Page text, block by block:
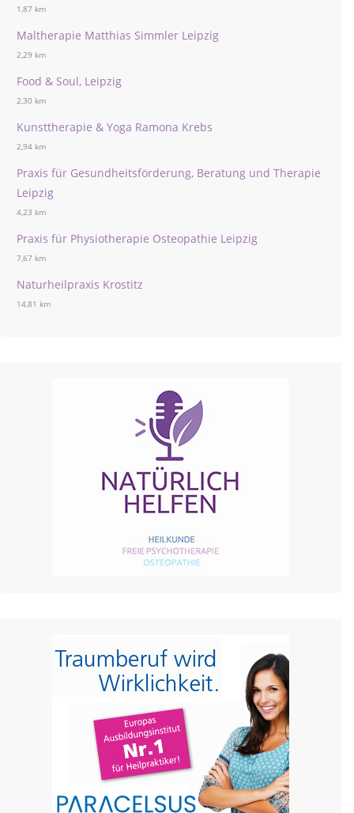
1,87 km
Maltherapie Matthias Simmler Leipzig
2,29 km
Food & Soul, Leipzig
2,30 km
Kunsttherapie & Yoga Ramona Krebs
2,94 km
Praxis für Gesundheitsförderung, Beratung und Therapie
Leipzig
4,23 km
Praxis für Physiotherapie Osteopathie Leipzig
7,67 km
Naturheilpraxis Krostitz
14,81 km